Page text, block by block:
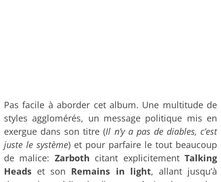
Pas facile à aborder cet album. Une multitude de
styles agglomérés, un message politique mis en
exergue dans son titre (Il n’y a pas de diables, c’est
juste le système) et pour parfaire le tout beaucoup
de malice: Zarboth citant explicitementTalking
Heads et son Remains in light, allant jusqu’à